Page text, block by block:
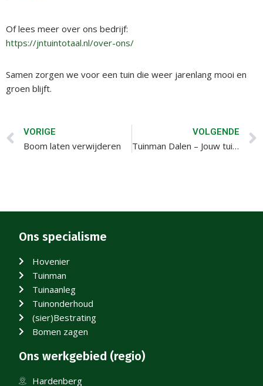
Of lees meer over ons bedrijf:
https://jntuintotaal.nl/over-ons/
Samen zorgen we voor een tuin die weer jarenlang mooi en
groen blijft.
VORIGE
Boom laten verwijderen
VOLGENDE
Tuinman Dalen – Jouw tuin professioneel onderhouden en aangelegd
Ons specialisme
Hovenier
Tuinman
Tuinaanleg
Tuinonderhoud
(sier)Bestrating
Bomen zagen
Ons werkgebied (regio)
Hardenberg